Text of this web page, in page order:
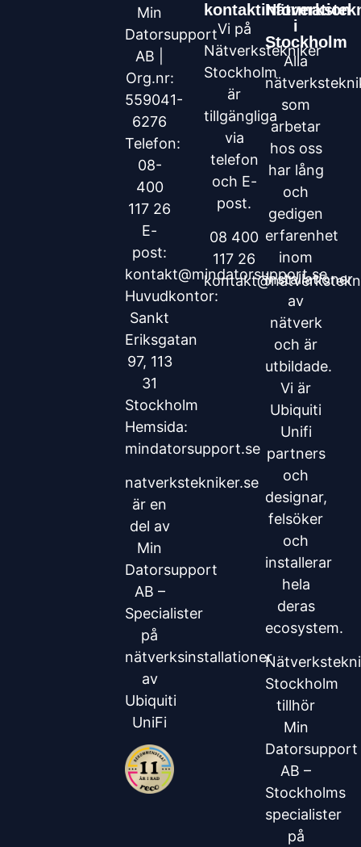
Min
Datorsupport
AB |
Org.nr:
559041-
6276
Telefon:
08-
400
117 26
E-
post:
kontakt@mindatorsupport.se
Huvudkontor:
Sankt
Eriksgatan
97, 113
31
Stockholm
Hemsida:
mindatorsupport.se
natverkstekniker.se
är en
del av
Min
Datorsupport
AB –
Specialister
på
nätverksinstallationer
av
Ubiquiti
UniFi
kontaktinformation
Vi på
Nätverkstekniker
Stockholm
är
tillgängliga
via
telefon
och E-
post.
08 400
117 26
i
Stockholm
Alla
som
arbetar
hos oss
har lång
och
gedigen
erfarenhet
inom
installationer
av
nätverk
och är
utbildade.
Vi är
Ubiquiti
Unifi
partners
och
designar,
felsöker
och
installerar
hela
deras
ecosystem.
Stockholm
tillhör
Min
Datorsupport
AB –
Stockholms
specialister
på